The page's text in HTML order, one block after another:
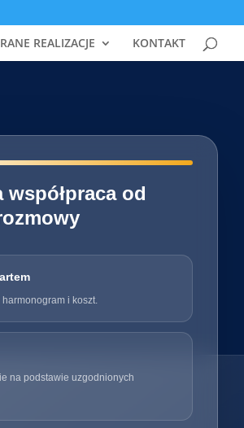
REALIZACJE KONTAKT
współpraca od
i koszt.
na podstawie uzgodnionych